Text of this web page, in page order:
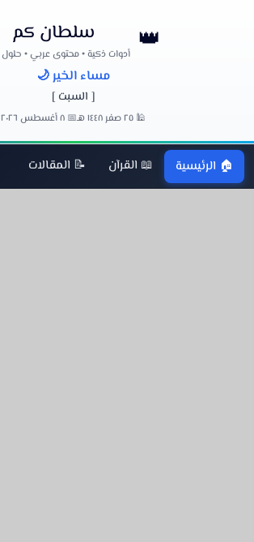
👑 سلطان كم
أدوات ذكية • محتوى عربي • حلول
مساء الخير 🌙
[ السبت ]
🕌 ٢٥ صفر ١٤٤٨ هـ 📅 ٨ أغسطس ٢٠٢٦
🏠 الرئيسية 📖 القرآن 📝 المقالات